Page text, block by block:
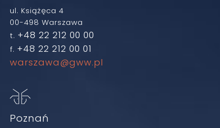
ul. Książęca 4
00-498 Warszawa
t. +48 22 212 00 00
f. +48 22 212 00 01
warszawa@gww.pl
Poznań